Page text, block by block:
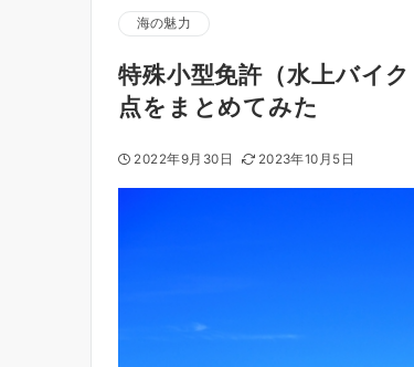
海の魅力
特殊小型免許（水上バイ
点をまとめてみた
2022年9月30日 2023年10月5日